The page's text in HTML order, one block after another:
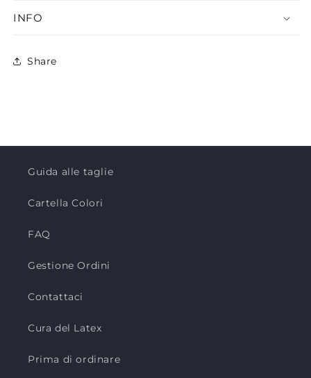
INFO
Share
Guida alle taglie
Cartella Colori
FAQ
Gestione Ordini
Contattaci
Cura del Latex
Prima di ordinare